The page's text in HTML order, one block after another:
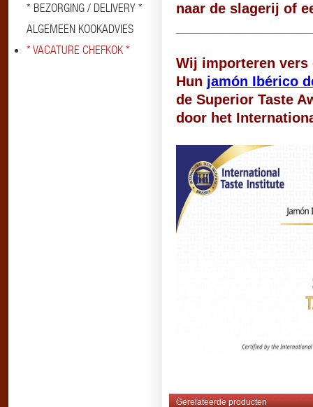
* BEZORGING / DELIVERY *
ALGEMEEN KOOKADVIES
* VACATURE CHEFKOK *
naar de slagerij of
Wij importeren vers
Hun jamón Ibérico
de Superior Taste
door het
Gerelateerde producten